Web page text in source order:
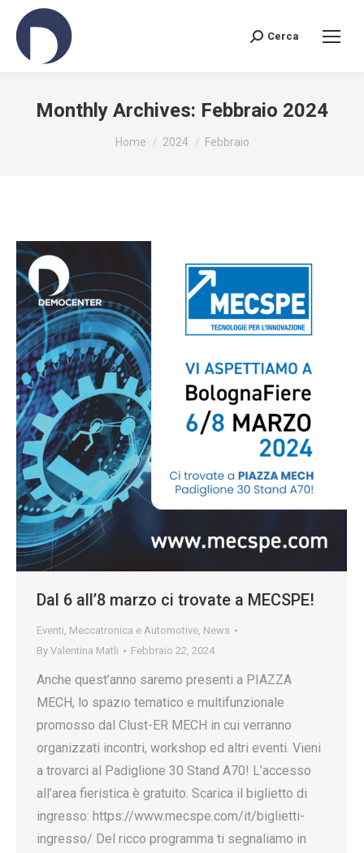
Search:
Cerca
Monthly Archives: Febbraio 2024
You are here:
Home 2024 Febbraio
Dal 6 all’8 marzo ci trovate a MECSPE!
Eventi, Meccatronica e Automotive, News
By Valentina Matli Febbraio 22, 2024
Anche quest’anno saremo presenti a PIAZZA
MECH, lo spazio tematico e multifunzionale
promosso dal Clust-ER MECH in cui verranno
organizzati incontri, workshop ed altri eventi. Vieni
a trovarci al Padiglione 30 Stand A70! L’accesso
all’area fieristica è gratuito. Scarica il biglietto di
ingresso: https://www.mecspe.com/it/biglietti-
ingresso/ Del ricco programma ti segnaliamo in